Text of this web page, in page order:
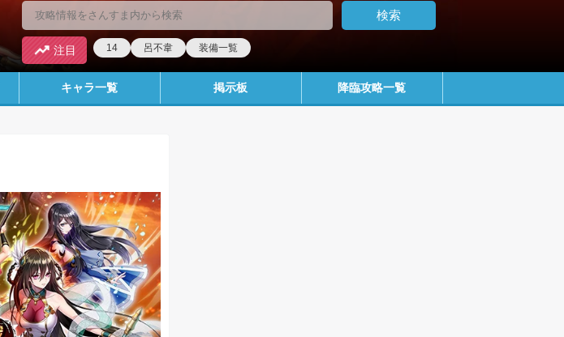
注目 14 呂不韋 装備一覧
キャラ一覧 掲示板 降臨攻略一覧